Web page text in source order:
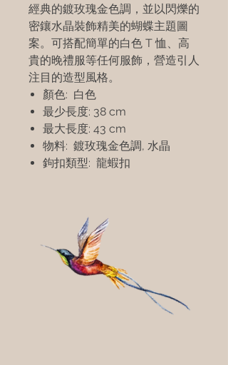
經典的鍍玫瑰金色調，並以閃爍的
密鑲水晶裝飾精美的蝴蝶主題圖
案。可搭配簡單的白色 T 恤、高
貴的晚禮服等任何服飾，營造引人
注目的造型風格。
顏色: 白色
最少長度: 38 cm
最大長度: 43 cm
物料: 鍍玫瑰金色調, 水晶
鉤扣類型: 龍蝦扣